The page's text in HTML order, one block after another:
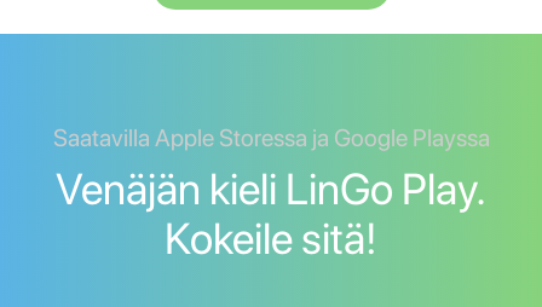
Saatavilla Apple Storessa ja Google Playssa
Venäjän kieli LinGo Play.
Kokeile sitä!